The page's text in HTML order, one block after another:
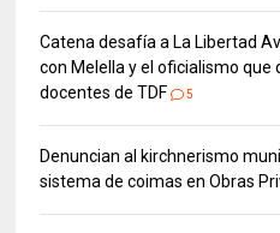
Catena desafía a La Libertad
con Melella y el oficialismo que
docentes de TDF
5
Denuncian al kirchnerismo
sistema de coimas en Obras